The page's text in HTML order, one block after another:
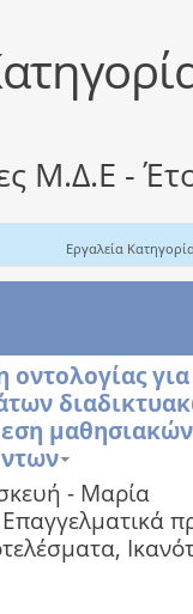
Μ.Δ.Ε -
Εργαλεία
οντολογίας
μαθησιακών
- Μαρία